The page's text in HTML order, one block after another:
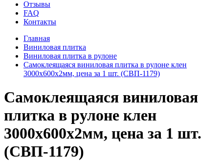
Отзывы
FAQ
Контакты
Главная
Виниловая плитка
Виниловая плитка в рулоне
Самоклеящаяся виниловая плитка в рулоне клен
3000х600х2мм, цена за 1 шт. (СВП-1179)
Самоклеящаяся виниловая
плитка в рулоне клен
3000х600х2мм, цена за 1 шт.
(СВП-1179)